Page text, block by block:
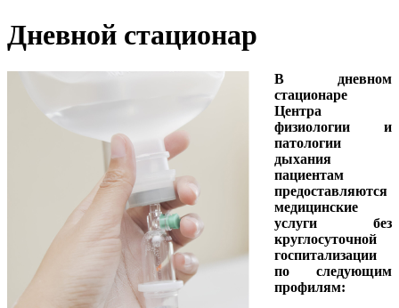
Дневной стационар
В дневном
стационаре
Центра
физиологии и
патологии
дыхания
пациентам
предоставляются
медицинские
услуги без
круглосуточной
госпитализации
по следующим
профилям: